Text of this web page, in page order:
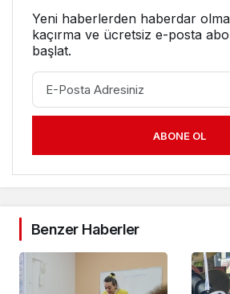
Yeni haberlerden haberdar
kaçırma ve ücretsiz e-posta
başlat.
ABONE OL
Benzer Haberler